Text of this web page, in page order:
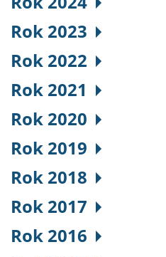
Rok 2023
Rok 2022
Rok 2021
Rok 2020
Rok 2019
Rok 2018
Rok 2017
Rok 2016